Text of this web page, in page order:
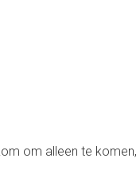
om alleen te